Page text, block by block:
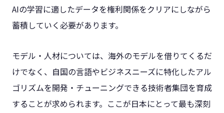
AIの学習に適したデータを権利関係をクリアにしながら
蓄積していく必要があります。
モデル・人材については、海外のモデルを借りてくるだ
けでなく、自国の言語やビジネスニーズに特化したアル
ゴリズムを開発・チューニングできる技術者集団を育成
することが求められます。ここが日本にとって最も深刻